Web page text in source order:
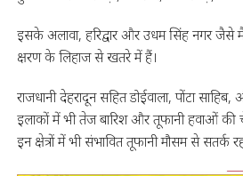
इसके अलावा, हरिद्वार और उधम सिंह नगर जैसे
क्षरण के लिहाज से खतरे में हैं।
राजधानी देहरादून सहित डोईवाला, पोंटा
इलाकों में भी तेज बारिश और तूफानी हवाओं की
इन क्षेत्रों में भी संभावित तूफानी मौसम से सतर्क